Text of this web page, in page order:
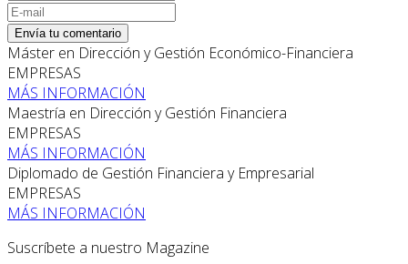
Envía tu comentario
Máster en Dirección y Gestión Económico-Financiera
EMPRESAS
MÁS INFORMACIÓN
Maestría en Dirección y Gestión Financiera
EMPRESAS
MÁS INFORMACIÓN
Diplomado de Gestión Financiera y Empresarial
EMPRESAS
MÁS INFORMACIÓN
Suscríbete a nuestro Magazine